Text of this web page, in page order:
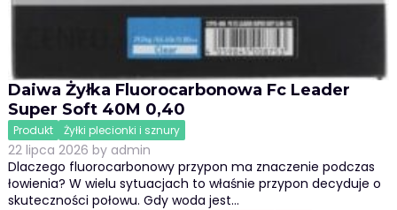
Daiwa Żyłka Fluorocarbonowa Fc Leader
Super Soft 40M 0,40
Produkt Żyłki plecionki i sznury
22 lipca 2026 by admin
Dlaczego fluorocarbonowy przypon ma znaczenie podczas
łowienia? W wielu sytuacjach to właśnie przypon decyduje o
skuteczności połowu. Gdy woda jest…